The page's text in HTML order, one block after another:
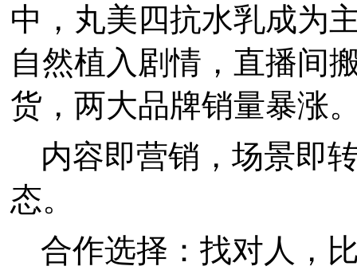
中，丸美四抗水乳成为
自然植入剧情，直播间
货，两大品牌销量暴涨
内容即营销，场景即
态。
合作选择：找对人，